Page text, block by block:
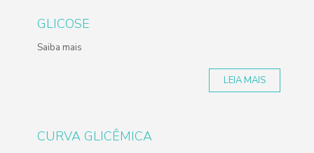
GLICOSE
Saiba mais
LEIA MAIS
CURVA GLICÊMICA